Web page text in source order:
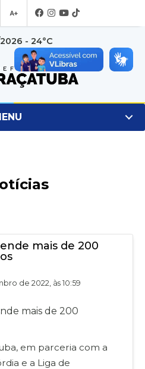
A+
- 24°C
mais de 200
de 2022, às 10:59
em parceria com a
e a Liga de